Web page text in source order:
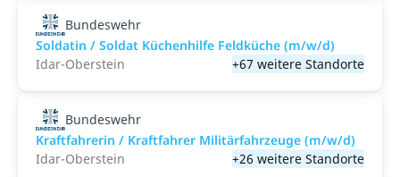
Bundeswehr
Soldatin / Soldat Küchenhilfe Feldküche (m/w/d)
Idar-Oberstein
+67 weitere Standorte
Bundeswehr
Kraftfahrerin / Kraftfahrer Militärfahrzeuge (m/w/d)
Idar-Oberstein
+26 weitere Standorte